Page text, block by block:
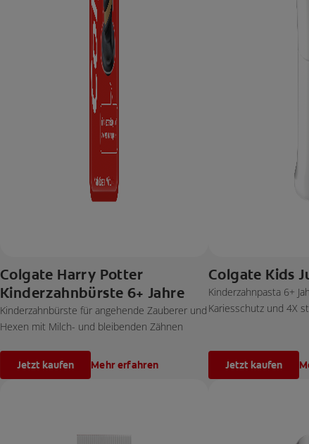
Colgate Harry Potter
Kinderzahnbürste 6+ Jahre
Kinderzahnbürste für angehende Zauberer und
Hexen mit Milch- und bleibenden Zähnen
Jetzt kaufen Mehr erfahren
Colgate Kids
Kinderzahnpasta 6+
Kariesschutz und 4X
Jetzt kaufen